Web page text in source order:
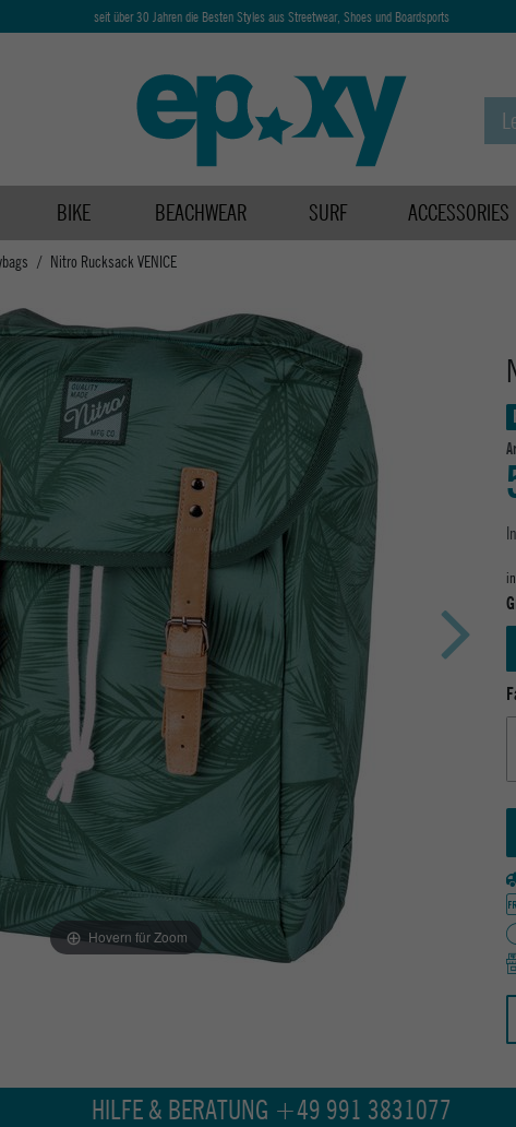
seit über 30 Jahren die Besten Styles aus Streetwear, Shoes und Boardsports
BIKE BEACHWEAR SURF ACCESSORIES
Nitro Rucksack VENICE
Hovern für Zoom
HILFE & BERATUNG +49 991 3831077